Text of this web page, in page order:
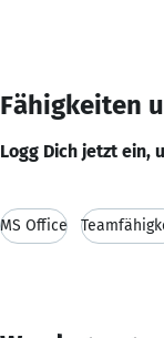
Fähigkeiten
Logg Dich jetzt ein,
MS Office